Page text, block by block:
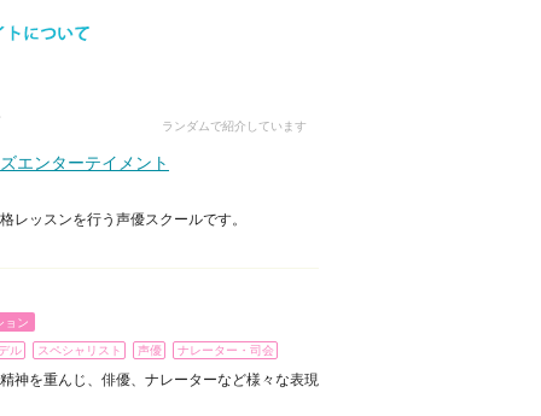
ランダムで紹介しています
エンターテイメント
レッスンを行う声優スクールです。
ョン
ル スペシャリスト 声優 ナレーター・司会
神を重んじ、俳優、ナレーターなど様々な表現